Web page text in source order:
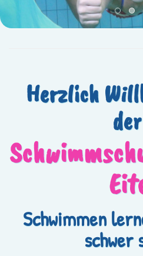
Herzlich
der
Schwimmen
schwer